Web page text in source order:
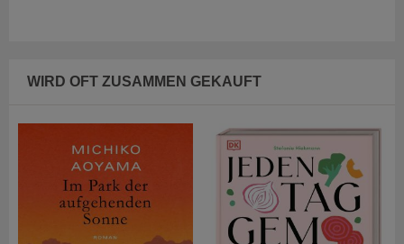
WIRD OFT ZUSAMMEN GEKAUFT